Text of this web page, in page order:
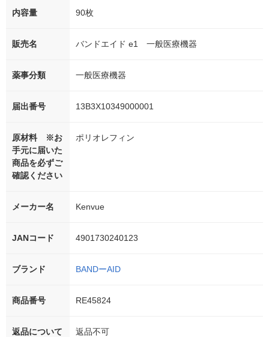
内容量 90枚
販売名 バンドエイド e1 一般医療機器
薬事分類 一般医療機器
届出番号 13B3X10349000001
原材料 ※お
手元に届いた
商品を必ずご
確認ください
ポリオレフィン
メーカー名 Kenvue
JANコード 4901730240123
ブランド BANDーAID
商品番号 RE45824
返品について
返品不可